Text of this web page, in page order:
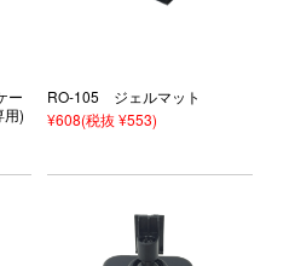
ー
用)
RO-105 ジェルマット
¥608(税抜 ¥553)